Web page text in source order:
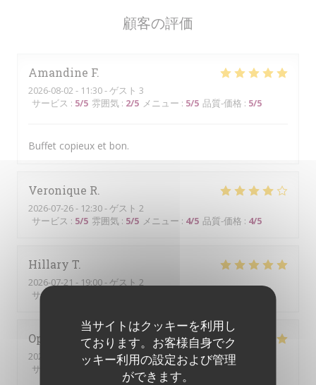
当サイトはクッキーを利用し
ております。お客様自身でク
ッキー利用の設定および管理
ができます。
顧客の評価
Amandine F
2026-08-02 - 11:30 - ゲスト 3
サービス : 5/5 雰囲気 : 2/5 メニュー : 5/5 品質-価格 : 5/5
Buffet copieux et bon.
Veronique R
2026-07-26- 12:30 - ゲスト 2
サービス : 5/5 雰囲気 : 5/5 メニュー : 4/5 品質-価格 : 4/5
Hillary T
2026-07-21 - 19:00 - ゲスト 2
サービス
Ophelie C
2026-07-18
- 11:30 - ゲスト 2
サービス
/5 雰囲気 : 5/5 メニュー:5/5 品質-価格